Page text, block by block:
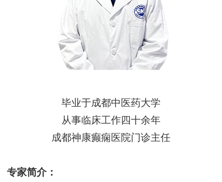
毕业于成都中医药大学
从事临床工作四十余年
成都神康癫痫医院门诊主任
专家简介：